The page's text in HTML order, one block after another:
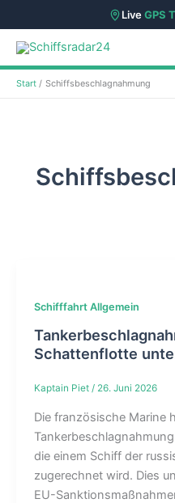
LiveGPS
Zum
Inhalt
springen
Start Schiffsbeschlagnahmung
Schifffahrt Allgemein
Schattenflotte
Kaptain Piet / 26. Juni 2026
Die französische Marine
die einem Schiff der
zugerechnet wird. Dies
EU-